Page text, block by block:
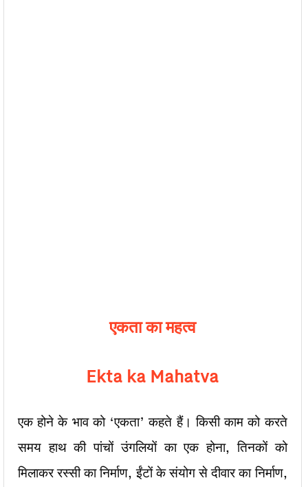
एकता का महत्व
Ekta ka Mahatva
एक होने के भाव को ‘एकता’ कहते हैं। किसी काम को करते
समय हाथ की पांचों उंगलियों का एक होना, तिनकों को
मिलाकर रस्सी का निर्माण, ईंटों के संयोग से दीवार का निर्माण,